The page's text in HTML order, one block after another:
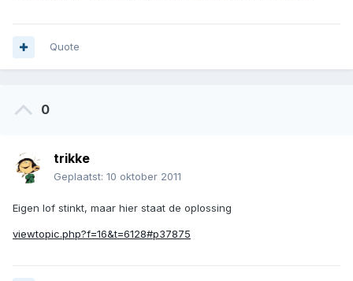
Quote
0
trikke
Geplaatst: 10 oktober 2011
Eigen lof stinkt, maar hier staat de oplossing
viewtopic.php?f=16&t=6128#p37875